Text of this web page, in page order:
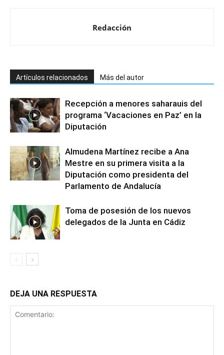
Redacción
Artículos relacionados Más del autor
Recepción a menores saharauis del
programa ‘Vacaciones en Paz’ en la
Diputación
Almudena Martínez recibe a Ana
Mestre en su primera visita a la
Diputación como presidenta del
Parlamento de Andalucía
Toma de posesión de los nuevos
delegados de la Junta en Cádiz
DEJA UNA RESPUESTA